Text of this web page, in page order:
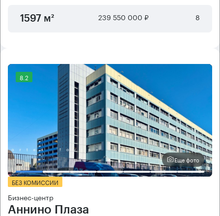
1597 м² 239 550 000 ₽ 8
8.2
Еще фото
БЕЗ КОМИССИИ
Бизнес-центр
Аннино Плаза